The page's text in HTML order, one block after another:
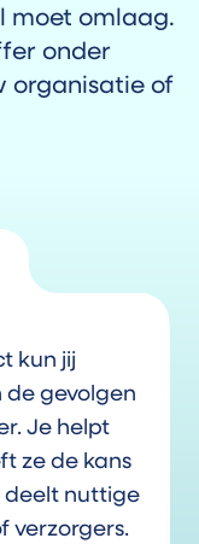
moet omlaag.
onder
organisatie of
kun jij
de gevolgen
Je helpt
ze de kans
deelt nuttige
verzorgers.